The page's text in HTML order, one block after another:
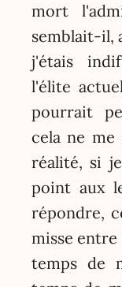
mort
semblait-il,
j'étais
l'élite
pourrait
cela ne me
réalité, si
point aux
répondre,
misse entre
temps de